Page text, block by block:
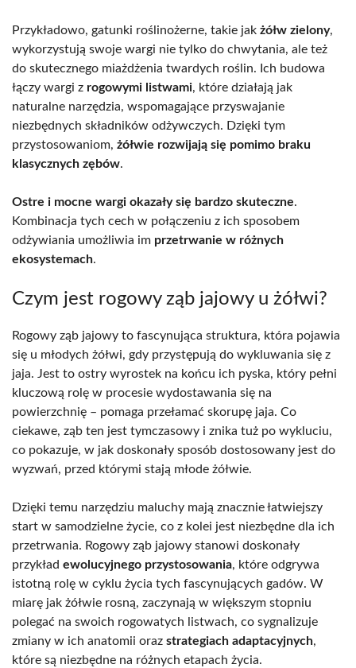
Przykładowo, gatunki roślinożerne, takie jak żółw zielony,
wykorzystują swoje wargi nie tylko do chwytania, ale też
do skutecznego miażdżenia twardych roślin. Ich budowa
łączy wargi z rogowymi listwami, które działają jak
naturalne narzędzia, wspomagające przyswajanie
niezbędnych składników odżywczych. Dzięki tym
przystosowaniom, żółwie rozwijają się pomimo braku
klasycznych zębów.
Ostre i mocne wargi okazały się bardzo skuteczne.
Kombinacja tych cech w połączeniu z ich sposobem
odżywiania umożliwia im przetrwanie w różnych
ekosystemach.
Czym jest rogowy ząb jajowy u żółwi?
Rogowy ząb jajowy to fascynująca struktura, która pojawia
się u młodych żółwi, gdy przystępują do wykluwania się z
jaja. Jest to ostry wyrostek na końcu ich pyska, który pełni
kluczową rolę w procesie wydostawania się na
powierzchnię – pomaga przełamać skorupę jaja. Co
ciekawe, ząb ten jest tymczasowy i znika tuż po wykluciu,
co pokazuje, w jak doskonały sposób dostosowany jest do
wyzwań, przed którymi stają młode żółwie.
Dzięki temu narzędziu maluchy mają znacznie łatwiejszy
start w samodzielne życie, co z kolei jest niezbędne dla ich
przetrwania. Rogowy ząb jajowy stanowi doskonały
przykład ewolucyjnego przystosowania, które odgrywa
istotną rolę w cyklu życia tych fascynujących gadów. W
miarę jak żółwie rosną, zaczynają w większym stopniu
polegać na swoich rogowatych listwach, co sygnalizuje
zmiany w ich anatomii oraz strategiach adaptacyjnych,
które są niezbędne na różnych etapach życia.